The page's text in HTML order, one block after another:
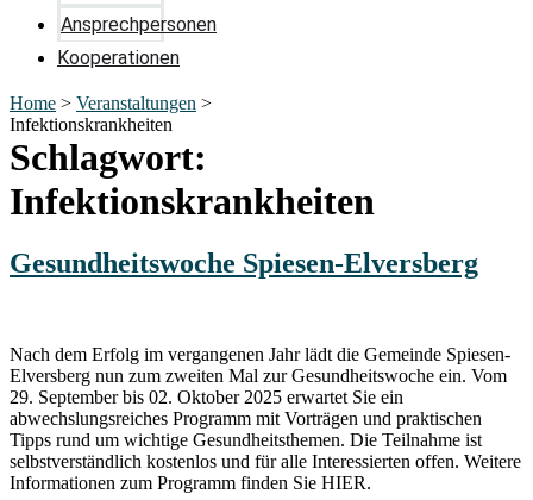
Ansprechpersonen
Kooperationen
Home > Veranstaltungen >
Infektionskrankheiten
Schlagwort:
Infektionskrankheiten
Gesundheitswoche Spiesen-Elversberg
Nach dem Erfolg im vergangenen Jahr lädt die Gemeinde Spiesen-
Elversberg nun zum zweiten Mal zur Gesundheitswoche ein. Vom
29. September bis 02. Oktober 2025 erwartet Sie ein
abwechslungsreiches Programm mit Vorträgen und praktischen
Tipps rund um wichtige Gesundheitsthemen. Die Teilnahme ist
selbstverständlich kostenlos und für alle Interessierten offen. Weitere
Informationen zum Programm finden Sie HIER.